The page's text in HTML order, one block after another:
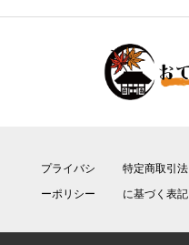
プライバシ
ーポリシー
特定商取引法
に基づく表記